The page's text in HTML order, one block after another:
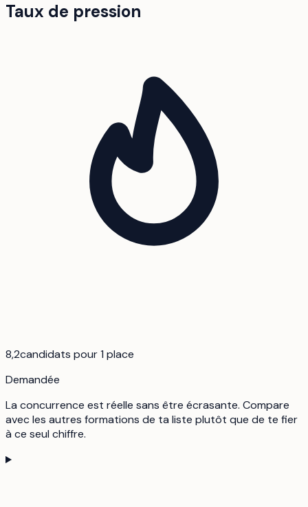
Taux de pression
8,2candidats pour 1 place
Demandée
La concurrence est réelle sans être écrasante. Compare
avec les autres formations de ta liste plutôt que de te fier
à ce seul chiffre.